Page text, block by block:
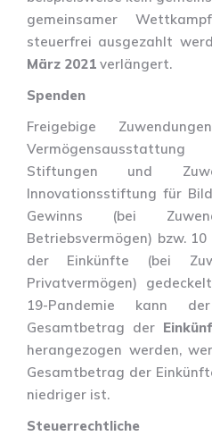
gemeinsamer
steuerfrei ausgezahlt
März 2021 verlängert.
Spenden
Freigebige
Vermögensausstattung
Stiftungen und
Innovationsstiftung für
Gewinns (bei
Betriebsvermögen) bzw.
der Einkünfte (bei
Privatvermögen)
19-Pandemie kann
Gesamtbetrag der
herangezogen werden,
Gesamtbetrag der
niedriger ist.